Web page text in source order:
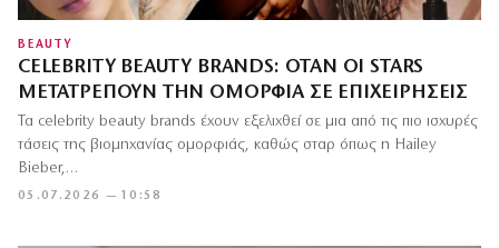
BEAUTY
CELEBRITY BEAUTY BRANDS: ΌΤΑΝ ΟΙ STARS
ΜΕΤΑΤΡΈΠΟΥΝ ΤΗΝ ΟΜΟΡΦΙΆ ΣΕ ΕΠΙΧΕΙΡΉΣΕΙΣ
05.07.2026 — 10:58
Τα celebrity beauty brands έχουν εξελιχθεί σε μια από τις πιο ισχυρές
τάσεις της βιομηχανίας ομορφιάς, καθώς σταρ όπως η Hailey
Bieber,…